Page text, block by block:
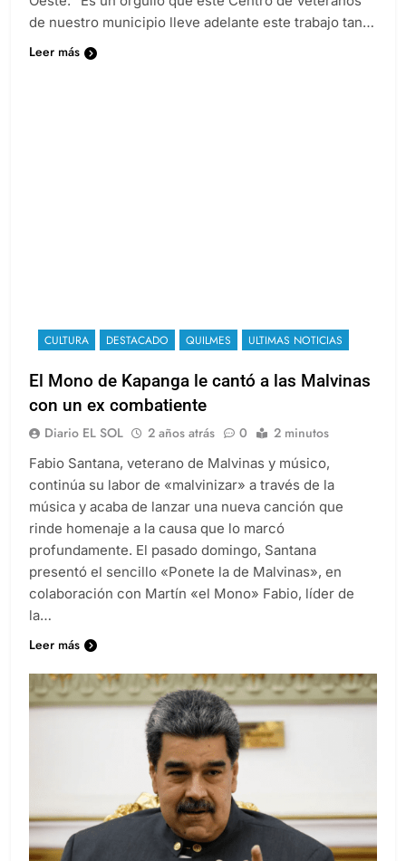
de nuestro municipio lleve adelante este trabajo tan…
Leer más
CULTURA DESTACADO QUILMES ULTIMAS NOTICIAS
El Mono de Kapanga le cantó a las Malvinas
con un ex combatiente
Diario EL SOL 2 años atrás 0 2 minutos
Fabio Santana, veterano de Malvinas y músico,
continúa su labor de «malvinizar» a través de la
música y acaba de lanzar una nueva canción que
rinde homenaje a la causa que lo marcó
profundamente. El pasado domingo, Santana
presentó el sencillo «Ponete la de Malvinas», en
colaboración con Martín «el Mono» Fabio, líder de
la…
Leer más